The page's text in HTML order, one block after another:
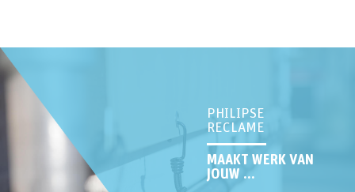
PHILIPSE
RECLAME
MAAKT WERK VAN
JOUW ...